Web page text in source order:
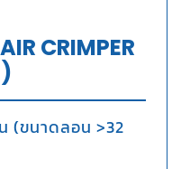
CRIMPER
(ขนาดลอน >32